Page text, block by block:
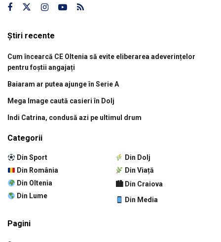
Știri recente
Cum încearcă CE Oltenia să evite eliberarea adeverințelor
pentru foștii angajați
Baiaram ar putea ajunge în Serie A
Mega Image caută casieri în Dolj
Indi Catrina, condusă azi pe ultimul drum
Categorii
Din Sport
Din România
Din Oltenia
Din Lume
Din Dolj
Din Viață
🏙 Din Craiova
Din Media
Pagini